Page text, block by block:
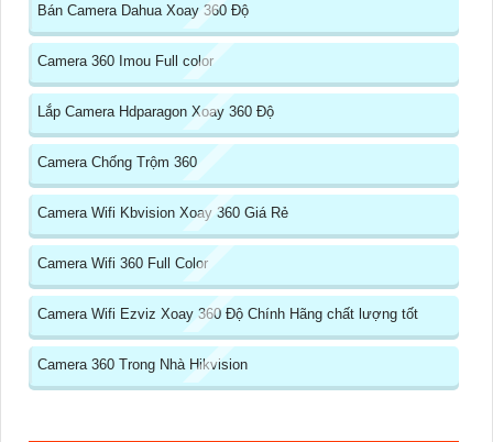
Bán Camera Dahua Xoay 360 Độ
Camera 360 Imou Full color
Lắp Camera Hdparagon Xoay 360 Độ
Camera Chống Trộm 360
Camera Wifi Kbvision Xoay 360 Giá Rẻ
Camera Wifi 360 Full Color
Camera Wifi Ezviz Xoay 360 Độ Chính Hãng chất lượng tốt
Camera 360 Trong Nhà Hikvision